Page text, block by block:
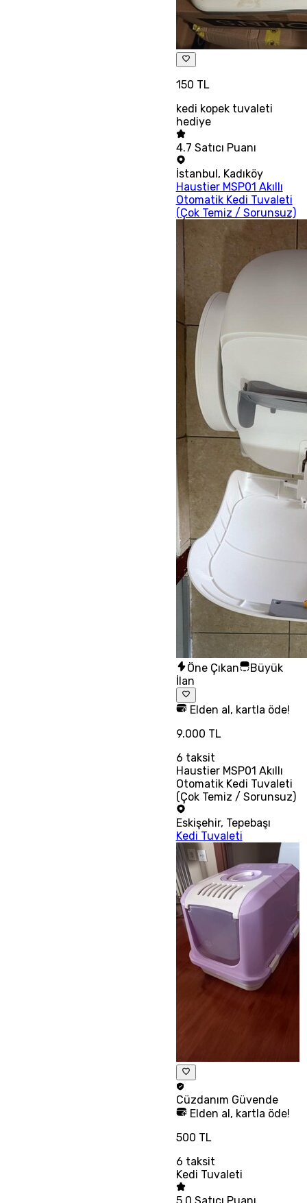
150 TL
kedi kopek tuvaleti
hediye
4.7 Satıcı Puanı
İstanbul, Kadıköy
Haustier MSP01 Akıllı
Otomatik Kedi Tuvaleti
(Çok Temiz / Sorunsuz)
Öne Çıkan
Büyük
İlan
Elden al, kartla öde!
9.000 TL
6 taksit
Haustier MSP01 Akıllı
Otomatik Kedi Tuvaleti
(Çok Temiz / Sorunsuz)
Eskişehir, Tepebaşı
Kedi Tuvaleti
Cüzdanım Güvende
Elden al, kartla öde!
500 TL
6 taksit
Kedi Tuvaleti
5.0 Satıcı Puanı